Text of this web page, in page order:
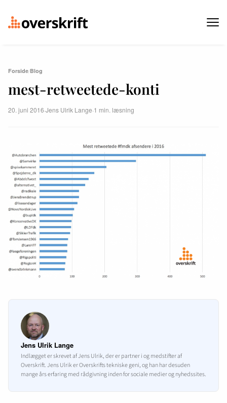
Forside/Blog
mest-retweetede-konti
20. juni 2016·Jens Ulrik Lange·1 min. læsning
Jens Ulrik Lange
Indlægget er skrevet af Jens Ulrik, der er partner i og medstifter af
Overskrift. Jens Ulrik er Overskrifts tekniske geni, og han har desuden
mange års erfaring med rådgivning inden for sociale medier og nyhedssites.